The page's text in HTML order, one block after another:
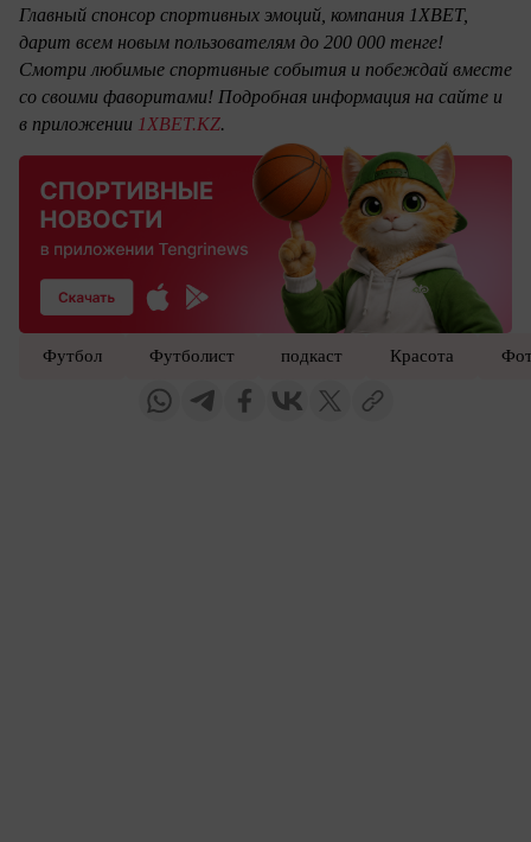
Главный спонсор спортивных эмоций, компания 1XBET,
дарит всем новым пользователям до 200 000 тенге!
Смотри любимые спортивные события и побеждай вместе
со своими фаворитами! Подробная информация на сайте и
в приложении 1XBET.KZ.
Футбол Футболист подкаст Красота